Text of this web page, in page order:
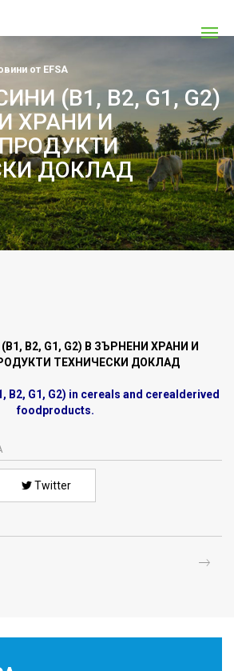
от EFSA
(В1, В2, G1, G2)
ХРАНИ И
ДОКЛАД
В2, G1, G2) В ЗЪРНЕНИ ХРАНИ И
ТЕХНИЧЕСКИ ДОКЛАД
B2, G1, G2) in cereals and cerealderived
foodproducts.
Twitter